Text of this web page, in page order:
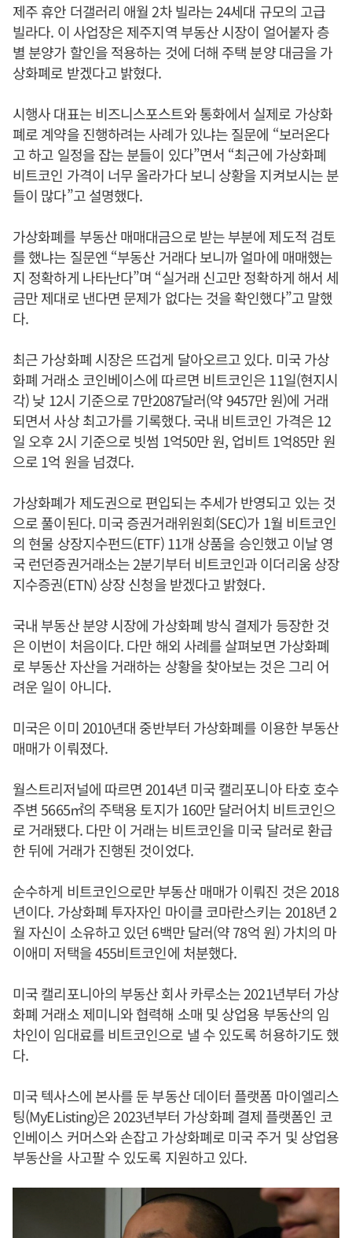
제주 휴안 더갤러리 애월 2차 빌라는 24세대 규모의 고급
빌라다. 이 사업장은 제주지역 부동산 시장이 얼어붙자 층
별 분양가 할인을 적용하는 것에 더해 주택 분양 대금을 가
상화폐로 받겠다고 밝혔다.
시행사 대표는 비즈니스포스트와 통화에서 실제로 가상화
폐로 계약을 진행하려는 사례가 있냐는 질문에 “보러온다
고 하고 일정을 잡는 분들이 있다”면서 “최근에 가상화폐
비트코인 가격이 너무 올라가다 보니 상황을 지켜보시는 분
들이 많다”고 설명했다.
가상화폐를 부동산 매매대금으로 받는 부분에 제도적 검토
를 했냐는 질문엔 “부동산 거래다 보니까 얼마에 매매했는
지 정확하게 나타난다”며 “실거래 신고만 정확하게 해서 세
금만 제대로 낸다면 문제가 없다는 것을 확인했다”고 말했
다.
최근 가상화폐 시장은 뜨겁게 달아오르고 있다. 미국 가상
화폐 거래소 코인베이스에 따르면 비트코인은 11일(현지시
각) 낮 12시 기준으로 7만2087달러(약 9457만 원)에 거래
되면서 사상 최고가를 기록했다. 국내 비트코인 가격은 12
일 오후 2시 기준으로 빗썸 1억50만 원, 업비트 1억85만 원
으로 1억 원을 넘겼다.
가상화폐가 제도권으로 편입되는 추세가 반영되고 있는 것
으로 풀이된다. 미국 증권거래위원회(SEC)가 1월 비트코인
의 현물 상장지수펀드(ETF) 11개 상품을 승인했고 이날 영
국 런던증권거래소는 2분기부터 비트코인과 이더리움 상장
지수증권(ETN) 상장 신청을 받겠다고 밝혔다.
국내 부동산 분양 시장에 가상화폐 방식 결제가 등장한 것
은 이번이 처음이다. 다만 해외 사례를 살펴보면 가상화폐
로 부동산 자산을 거래하는 상황을 찾아보는 것은 그리 어
려운 일이 아니다.
미국은 이미 2010년대 중반부터 가상화폐를 이용한 부동산
매매가 이뤄졌다.
월스트리저널에 따르면 2014년 미국 캘리포니아 타호 호수
주변 5665㎡의 주택용 토지가 160만 달러어치 비트코인으
로 거래됐다. 다만 이 거래는 비트코인을 미국 달러로 환급
한 뒤에 거래가 진행된 것이었다.
순수하게 비트코인으로만 부동산 매매가 이뤄진 것은 2018
년이다. 가상화폐 투자자인 마이클 코마란스키는 2018년 2
월 자신이 소유하고 있던 6백만 달러(약 78억 원) 가치의 마
이애미 저택을 455비트코인에 처분했다.
미국 캘리포니아의 부동산 회사 카루소는 2021년부터 가상
화폐 거래소 제미니와 협력해 소매 및 상업용 부동산의 임
차인이 임대료를 비트코인으로 낼 수 있도록 허용하기도 했
다.
미국 텍사스에 본사를 둔 부동산 데이터 플랫폼 마이엘리스
팅(MyEListing)은 2023년부터 가상화폐 결제 플랫폼인 코
인베이스 커머스와 손잡고 가상화폐로 미국 주거 및 상업용
부동산을 사고팔 수 있도록 지원하고 있다.